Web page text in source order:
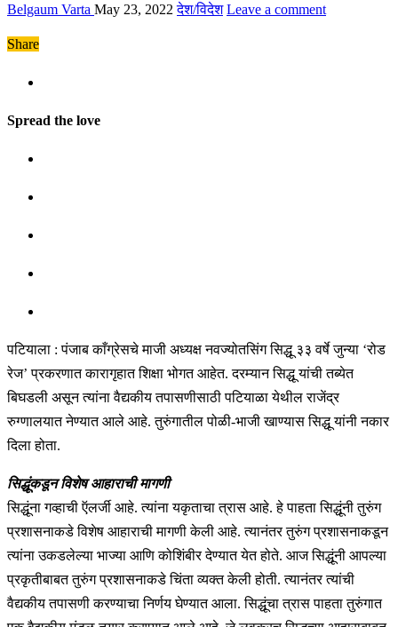
Belgaum Varta May 23, 2022 देश/विदेश Leave a comment
Share
Spread the love
पटियाला : पंजाब काँग्रेसचे माजी अध्यक्ष नवज्योतसिंग सिद्धू ३३ वर्षे जुन्या ‘रोड
रेज’ प्रकरणात कारागृहात शिक्षा भोगत आहेत. दरम्यान सिद्धू यांची तब्येत
बिघडली असून त्यांना वैद्यकीय तपासणीसाठी पटियाळा येथील राजेंद्र
रुग्णालयात नेण्यात आले आहे. तुरुंगातील पोळी-भाजी खाण्यास सिद्धू यांनी नकार
दिला होता.
सिद्धूंकडून विशेष आहाराची मागणी
सिद्धूंना गव्हाची ऍलर्जी आहे. त्यांना यकृताचा त्रास आहे. हे पाहता सिद्धूंनी तुरुंग
प्रशासनाकडे विशेष आहाराची मागणी केली आहे. त्यानंतर तुरुंग प्रशासनाकडून
त्यांना उकडलेल्या भाज्या आणि कोशिंबीर देण्यात येत होते. आज सिद्धूंनी आपल्या
प्रकृतीबाबत तुरुंग प्रशासनाकडे चिंता व्यक्त केली होती. त्यानंतर त्यांची
वैद्यकीय तपासणी करण्याचा निर्णय घेण्यात आला. सिद्धूंचा त्रास पाहता तुरुंगात